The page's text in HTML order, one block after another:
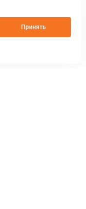
Принять